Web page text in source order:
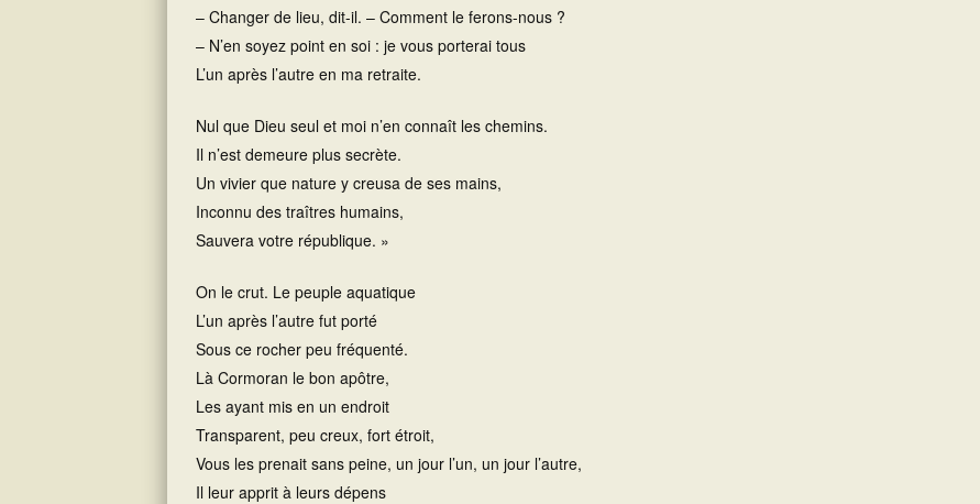
– Changer de lieu, dit-il. – Comment le ferons-nous ?
– N’en soyez point en soi : je vous porterai tous
L’un après l’autre en ma retraite.
Nul que Dieu seul et moi n’en connaît les chemins.
Il n’est demeure plus secrète.
Un vivier que nature y creusa de ses mains,
Inconnu des traîtres humains,
Sauvera votre république. »
On le crut. Le peuple aquatique
L’un après l’autre fut porté
Sous ce rocher peu fréquenté.
Là Cormoran le bon apôtre,
Les ayant mis en un endroit
Transparent, peu creux, fort étroit,
Vous les prenait sans peine, un jour l’un, un jour l’autre,
Il leur apprit à leurs dépens